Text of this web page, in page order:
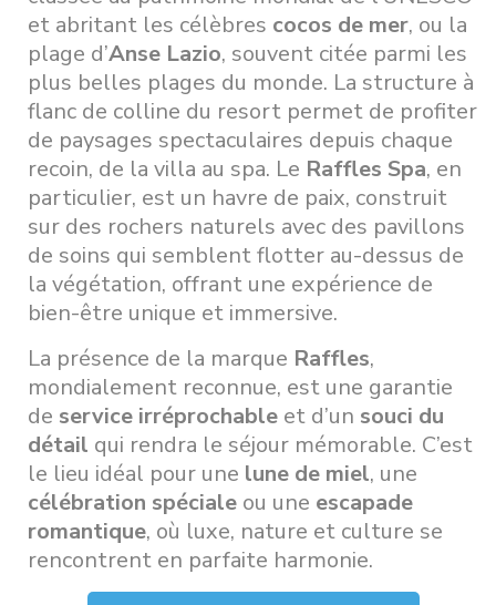
et abritant les célèbres cocos de mer, ou la
plage d’Anse Lazio, souvent citée parmi les
plus belles plages du monde. La structure à
flanc de colline du resort permet de profiter
de paysages spectaculaires depuis chaque
recoin, de la villa au spa. Le Raffles Spa, en
particulier, est un havre de paix, construit
sur des rochers naturels avec des pavillons
de soins qui semblent flotter au-dessus de
la végétation, offrant une expérience de
bien-être unique et immersive.
La présence de la marque Raffles,
mondialement reconnue, est une garantie
de service irréprochable et d’un souci du
détail qui rendra le séjour mémorable. C’est
le lieu idéal pour une lune de miel, une
célébration spéciale ou une escapade
romantique, où luxe, nature et culture se
rencontrent en parfaite harmonie.